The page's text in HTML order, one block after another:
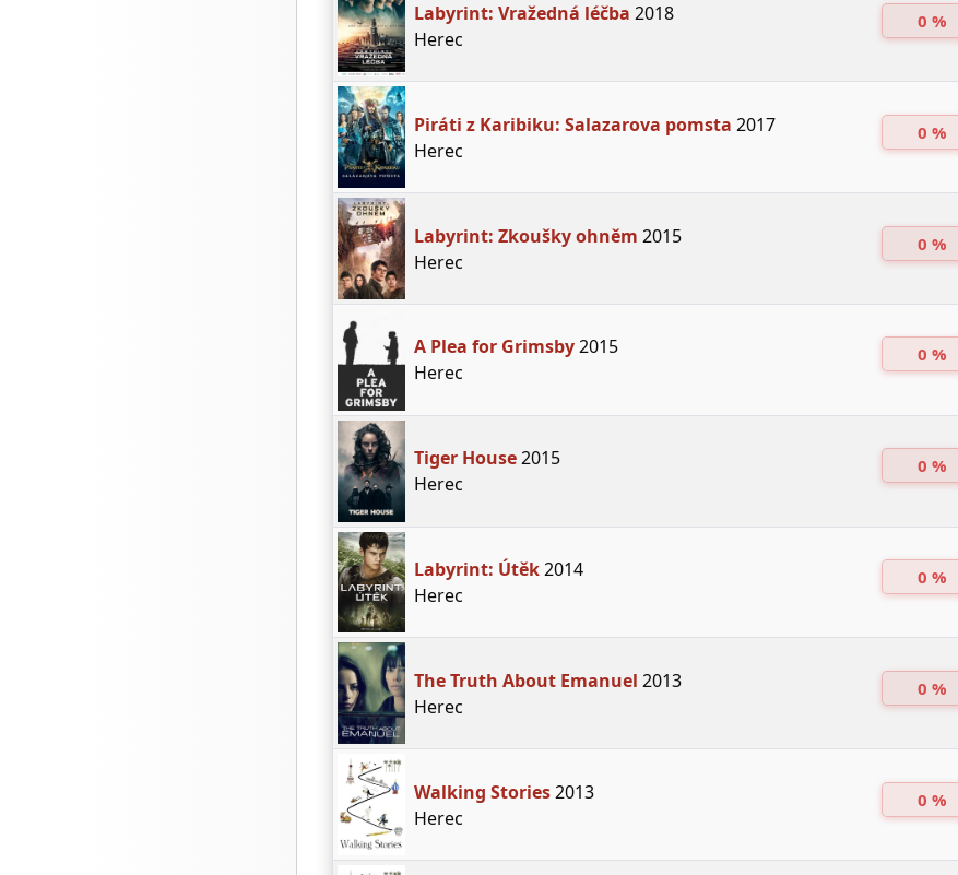
Labyrint: Vražedná léčba 2018
Herec
0 %
Piráti z Karibiku: Salazarova pomsta 2017
Herec
0 %
Labyrint: Zkoušky ohněm 2015
Herec
0 %
A Plea for Grimsby2015
Herec
0 %
Tiger House2015
Herec
0 %
Labyrint: Útěk2014
Herec
0 %
The Truth About Emanuel 2013
Herec
0 %
Walking Stories2013
Herec
0 %